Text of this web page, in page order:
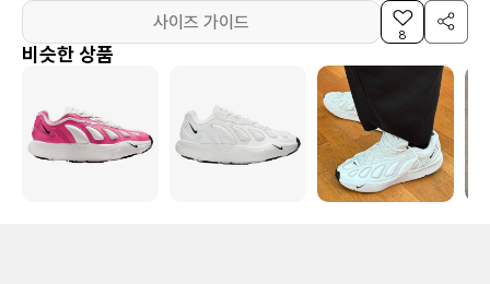
사이즈 가이드
8
비슷한 상품